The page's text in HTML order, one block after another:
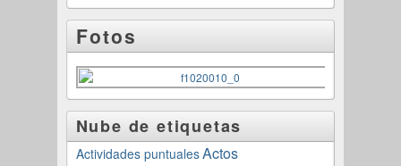
Fotos
Nube de etiquetas
Actividades puntualesActos